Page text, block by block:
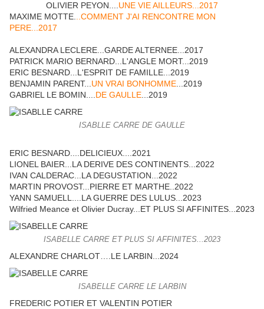
OLIVIER PEYON.... UNE VIE AILLEURS...2017
MAXIME MOTTE.
..COMMENT J'AI RENCONTRE MON
PERE...2017
ALEXANDRA LECLERE...GARDE ALTERNEE...2017
PATRICK MARIO BERNARD...L'ANGLE MORT...2019
ERIC BESNARD...L'ESPRIT DE FAMILLE...2019
BENJAMIN PARENT... UN VRAI BONHOMME ...2019
GABRIEL LE BOMIN.... DE GAULLE ...2019
ISABLLE CARRE DE GAULLE
ERIC BESNARD....DELICIEUX....2021
LIONEL BAIER...LA DERIVE DES CONTINENTS...2022
IVAN CALDERAC...LA DEGUSTATION...2022
MARTIN PROVOST...PIERRE ET MARTHE..2022
YANN SAMUELL....LA GUERRE DES LULUS...2023
Wilfried Meance et Olivier Ducray...ET PLUS SI AFFINITES...2023
ISABELLE CARRE ET PLUS SI AFFINITES...2023
ALEXANDRE CHARLOT….LE LARBIN...2024
ISABELLE CARRE LE LARBIN
FREDERIC POTIER ET VALENTIN POTIER